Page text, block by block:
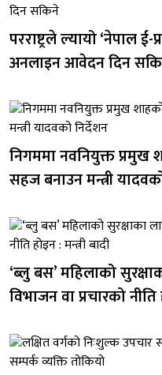
परराष्ट्रले ल्यायो ‘नेपाल
अनलाइन आवेदन दिन
निगममा नवनियुक्त प्रमुख
सहज बनाउन मन्त्री
‘ब्लु बस’ महिलाको
विभाजन वा प्रचारको नीति